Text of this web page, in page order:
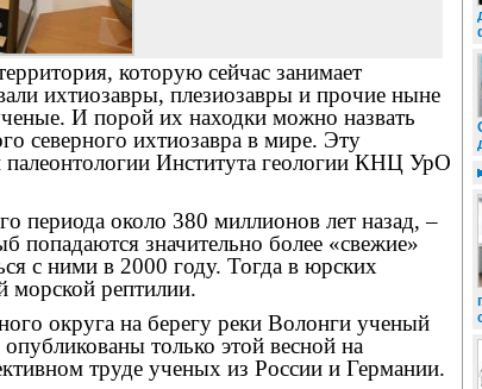
которую сейчас занимает
ихтиозавры, плезиозавры и прочие ныне
И порой их находки можно назвать
северного ихтиозавра в мире. Эту
палеонтологии Института геологии КНЦ УрО
периода около 380 миллионов лет назад, –
попадаются значительно более «свежие»
с ними в 2000 году. Тогда в юрских
морской рептилии.
округа на берегу реки Волонги ученый
только этой весной на
труде ученых из России и Германии.